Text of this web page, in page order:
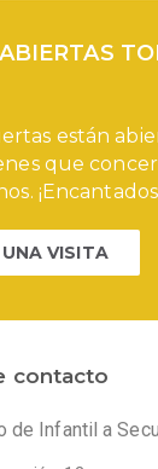
están
que
UNA VISITA
contacto
de Infantil a